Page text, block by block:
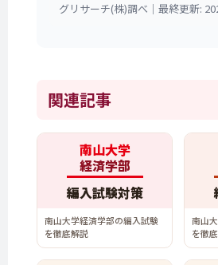
グリサーチ(株)調べ｜最終更新:
関連記事
南山大学
経済学部
編入試験対策
南山大学経済学部の編入試験
を徹底解説
南山
を徹